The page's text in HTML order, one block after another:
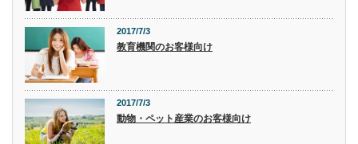
2017/7/3
教育機関のお客様向け
2017/7/3
動物・ペット産業のお客様向け